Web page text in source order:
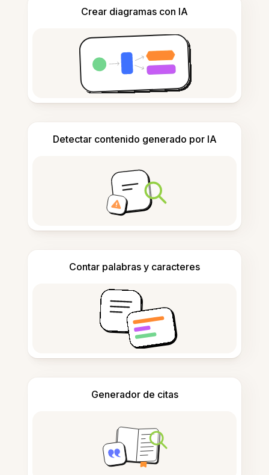
Crear diagramas con IA
Detectar contenido generado por IA
Contar palabras y caracteres
Generador de citas